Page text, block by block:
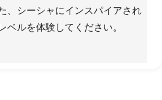
、シーシャにインスパイアされ
ベルを体験してください。